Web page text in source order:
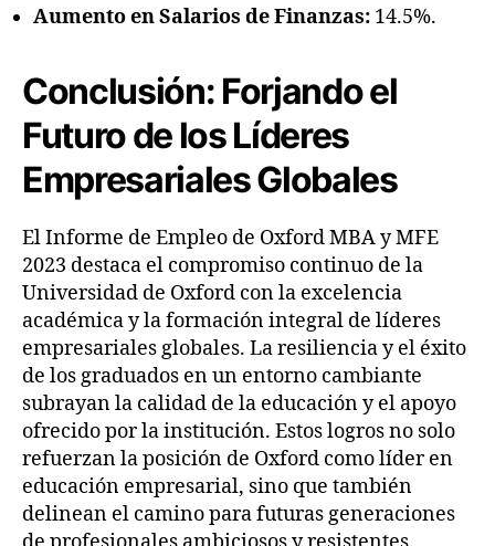
Aumento en Salarios de Finanzas: 14.5%.
Conclusión: Forjando el
Futuro de los Líderes
Empresariales Globales
El Informe de Empleo de Oxford MBA y MFE
2023 destaca el compromiso continuo de la
Universidad de Oxford con la excelencia
académica y la formación integral de líderes
empresariales globales. La resiliencia y el éxito
de los graduados en un entorno cambiante
subrayan la calidad de la educación y el apoyo
ofrecido por la institución. Estos logros no solo
refuerzan la posición de Oxford como líder en
educación empresarial, sino que también
delinean el camino para futuras generaciones